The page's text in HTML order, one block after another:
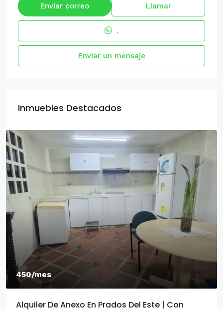
Enviar correo Llamar
.
Enviar un mensaje
Inmuebles Destacados
450/mes
Alquiler De Anexo En Prados Del Este | Con